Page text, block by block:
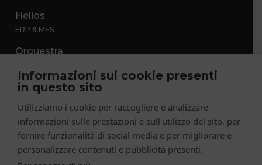
Helios
ERP & MES
Orquestra
SofIA
Aries
Informazioni sui cookie presenti
in questo sito
Utilizziamo i cookie per raccogliere e analizzare
informazioni sulle prestazioni e sull'utilizzo del sito, per
fornire funzionalità di social media e per migliorare e
personalizzare contenuti e pubblicità presenti.